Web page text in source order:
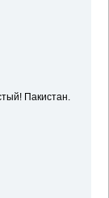
Пакистан.